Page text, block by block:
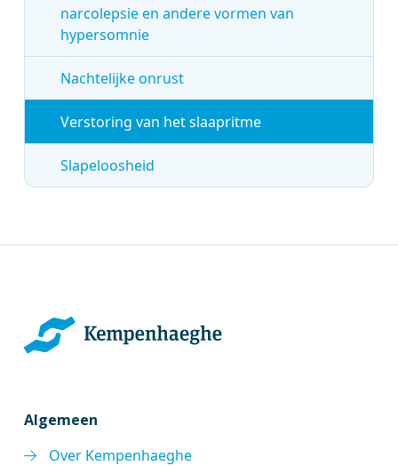
narcolepsie en andere vormen van
hypersomnie
Nachtelijke onrust
Verstoring van het slaapritme
Slapeloosheid
Algemeen
Over Kempenhaeghe